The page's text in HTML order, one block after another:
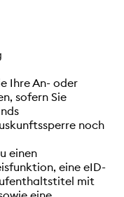
Ihre An- oder
sofern Sie
noch
vorliegt.
einen
eine eID-
mit